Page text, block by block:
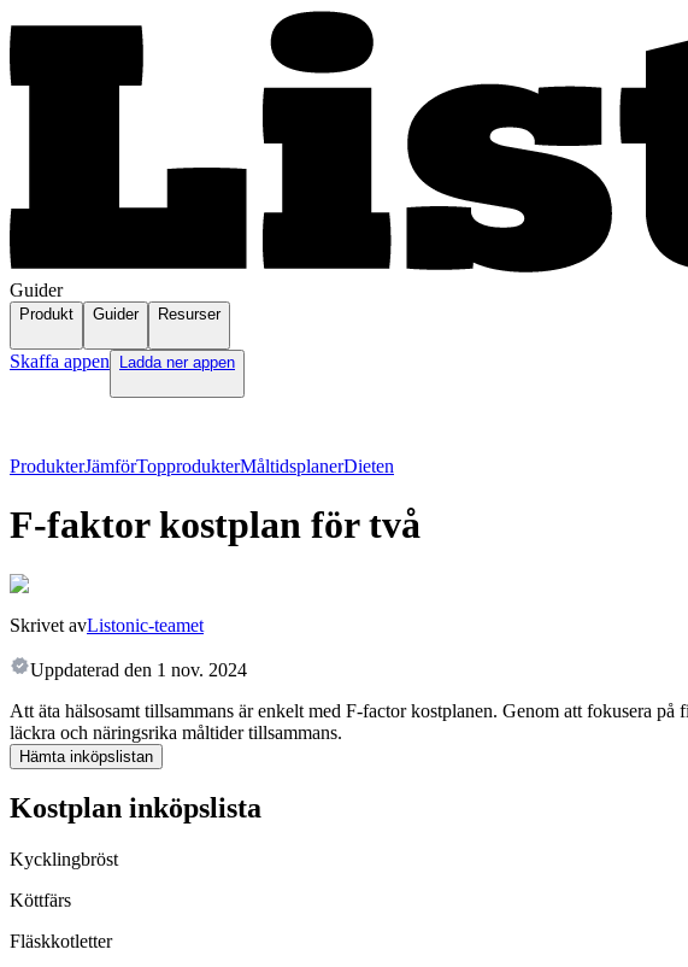
Guider
Produkt Guider Resurser
Skaffa appen Ladda ner appen
ProdukterJämförTopprodukterMåltidsplanerDieten
F-faktor kostplan för två
Skrivet avListonic-teamet
Uppdaterad den 1 nov. 2024
Att äta hälsosamt tillsammans är enkelt med F-factor kostplanen. Genom att fokusera
läckra och näringsrika måltider tillsammans.
Hämta inköpslistan
Kostplan inköpslista
Kycklingbröst
Köttfärs
Fläskkotletter